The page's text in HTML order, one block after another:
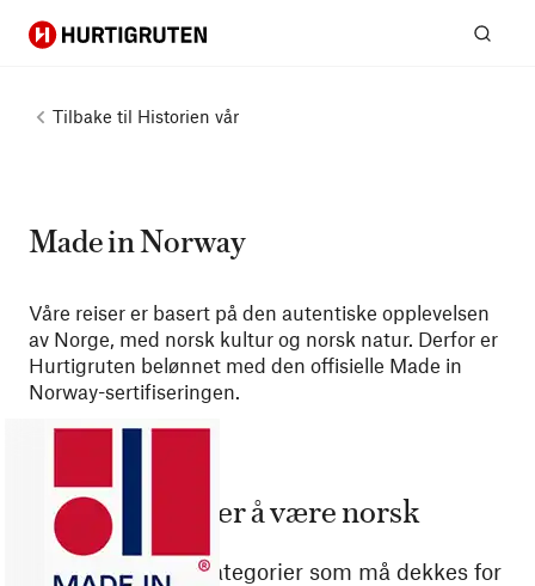
Hurtigruten
Tilbake til Historien vår
Made in Norway
Våre reiser er basert på den autentiske opplevelsen
av Norge, med norsk kultur og norsk natur. Derfor er
Hurtigruten belønnet med den offisielle Made in
Norway-sertifiseringen.
Stolt over å være norsk
Det er tre hovedkategorier som må dekkes for